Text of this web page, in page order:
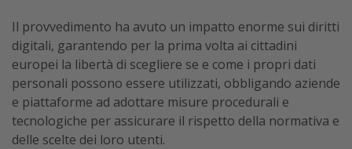
Il provvedimento ha avuto un impatto enorme sui diritti
digitali, garantendo per la prima volta ai cittadini
europei la libertà di scegliere se e come i propri dati
personali possono essere utilizzati, obbligando aziende
e piattaforme ad adottare misure procedurali e
tecnologiche per assicurare il rispetto della normativa e
delle scelte dei loro utenti.